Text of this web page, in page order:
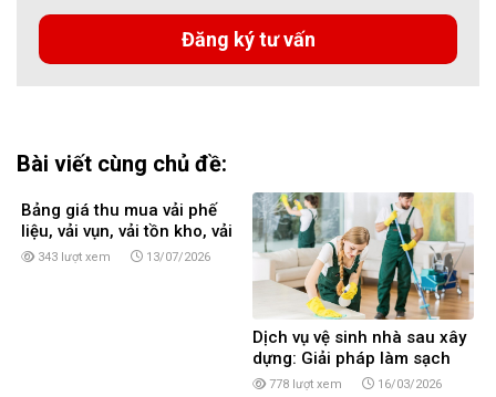
Bài viết cùng chủ đề:
Bảng giá thu mua vải phế
liệu, vải vụn, vải tồn kho, vải
cây, vải khúc tại TPHCM
343 lượt xem 13/07/2026
Dịch vụ vệ sinh nhà sau xây
dựng: Giải pháp làm sạch
toàn diện
778 lượt xem 16/03/2026